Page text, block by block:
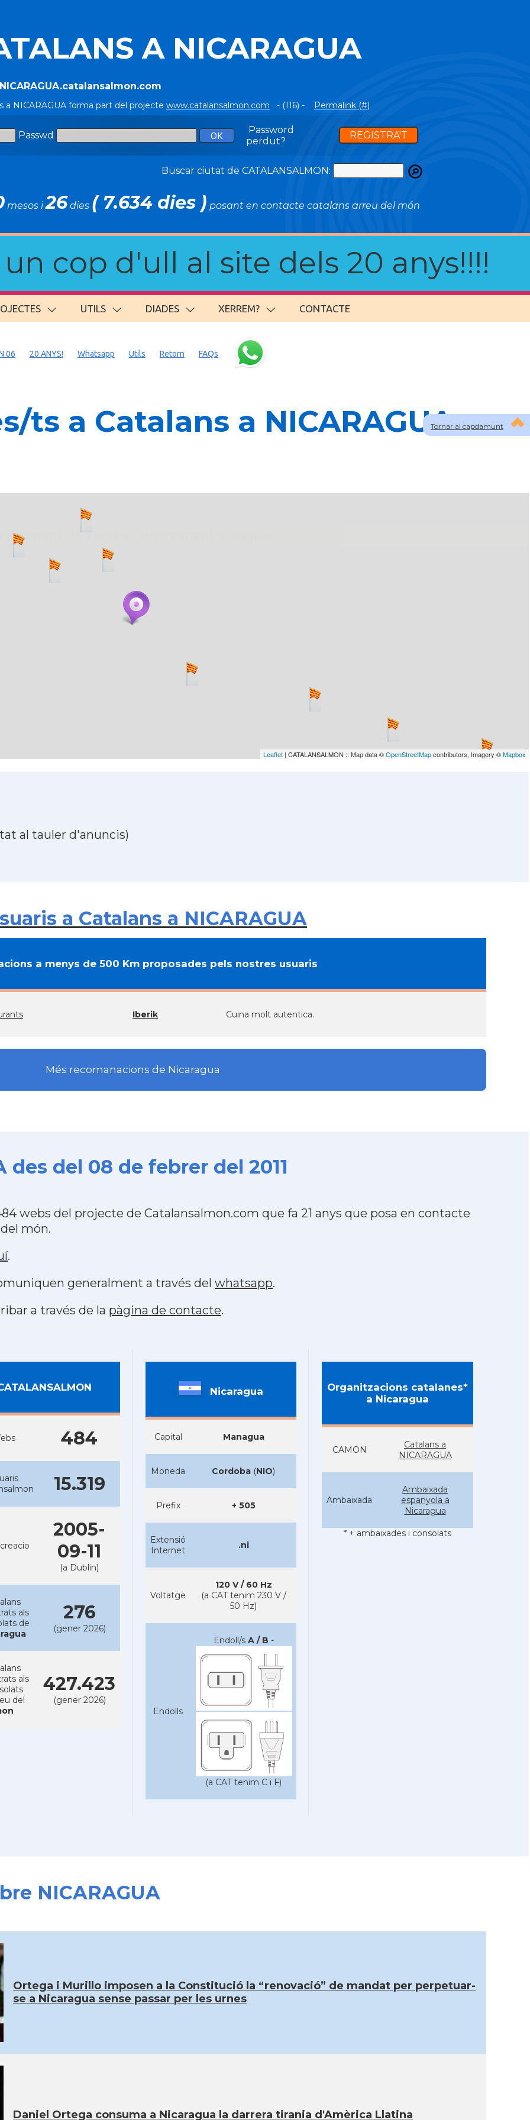
A NICARAGUA
a NICARAGUA forma part del projecte www.catalansalmon.com - (116) - Permalink (#)
Passwd
Password
perdut?
REGISTRA'T
Buscar ciutat de CATALANSALMON:
mesos i26dies ( 7.634 dies ) posant en contacte catalans arreu del món
cop d'ull al site dels 20 anys!!!!
UTILS DIADES XERREM? CONTACTE
Tornar al capdamunt
06 20 ANYS! Whatsapp Utils Retorn FAQs
ts a Catalans a NICARAGUA
484 webs... un moment si us plau
Leaflet | CATALANSALMON :: Map data ©OpenStreetMapcontributors, Imagery ©Mapbox
al tauler d'anuncis)
a Catalans a NICARAGUA
a menys de 500 Km proposades pels nostres usuaris
Iberik Cuina molt autentica.
Més recomanacions de Nicaragua
des del 08 de febrer del 2011
webs del projecte de Catalansalmon.com que fa 21 anys que posa en contacte
món.
.
generalment a través del whatsapp.
a través de la pàgina de contacte.
484
15.319
2005-
09-11
(a Dublin)
als
de
276
(gener 2026)
als
del
427.423
(gener 2026)
Nicaragua
Capital Managua
Moneda Cordoba (NIO)
Prefix + 505
Extensió
Internet
.ni
Voltatge
120 V / 60 Hz
(a CAT tenim 230 V /
50 Hz)
Endolls
Endoll/s A / B -
(a CAT tenim C i F)
Organitzacions catalanes*
a Nicaragua
CAMON
Catalans a
NICARAGUA
Ambaixada
Ambaixada
espanyola a
Nicaragua
* + ambaixades i consolats
NICARAGUA
Ortega i Murillo imposen a la Constitució la “renovació” de mandat per perpetuar-
se a Nicaragua sense passar per les urnes
Daniel Ortega consuma a Nicaragua la darrera tirania d'Amèrica Llatina